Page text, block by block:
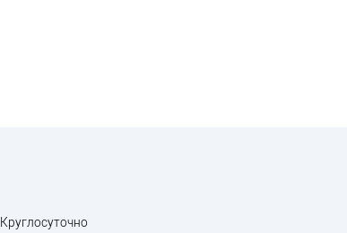
Круглосуточно